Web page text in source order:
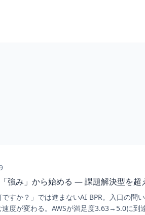
強み」から始める ― 課題解決型を超
ですか？」では進まないAI BPR。入口の問
速度が変わる。AWSが満足度3.63→5.0に到